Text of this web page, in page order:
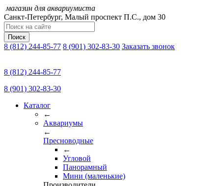
магазин для аквариумиста
Санкт-Петербург, Малый проспект П.C., дом 30
Поиск
8 (812) 244-85-77 8 (901) 302-83-30 Заказать звонок
8 (812) 244-85-77
8 (901) 302-83-30
Каталог
←
Аквариумы
←
Пресноводные
←
Угловой
Панорамный
Мини (маленькие)